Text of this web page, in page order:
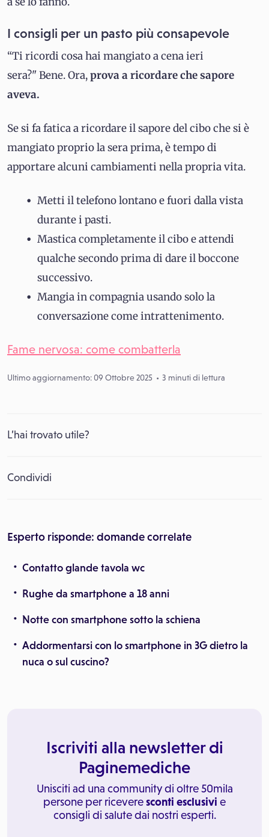
I consigli per un pasto più consapevole
“Ti ricordi cosa hai mangiato a cena ieri
sera?" Bene. Ora,prova a ricordare che sapore
aveva.
Se si fa fatica a ricordare il sapore del cibo che si è
mangiato proprio la sera prima, è tempo di
apportare alcuni cambiamenti nella propria vita.
Metti il ​​telefono lontano e fuori dalla vista
durante i pasti.
Mastica completamente il cibo e attendi
qualche secondo prima di dare il boccone
successivo.
Mangia in compagnia usando solo la
conversazione come intrattenimento.
Fame nervosa: come combatterla
Ultimo aggiornamento: 09 Ottobre 2025 3 minuti di lettura
L’hai trovato utile?
Condividi
Esperto risponde: domande correlate
Contatto glande tavola wc
Rughe da smartphone a 18 anni
Notte con smartphone sotto la schiena
Addormentarsi con lo smartphone in 3G dietro la
nuca o sul cuscino?
Iscriviti alla newsletter di
Paginemediche
Unisciti ad una community di oltre 50mila
persone per riceveresconti esclusivi e
consigli di salute dai nostri esperti.